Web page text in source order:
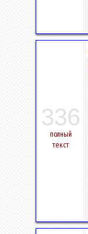
336
полный
текст